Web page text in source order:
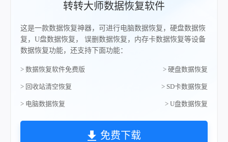
转转大师数据恢复软件
这是一款数据恢复神器，可进行电脑数据恢复，硬盘数据恢
复，U盘数据恢复， 误删数据恢复，内存卡数据恢复等设备
数据恢复功能，还支持下面功能：
> 数据恢复软件免费版 > 硬盘数据恢复
> 回收站清空恢复 > SD卡数据恢复
> 电脑数据恢复 > U盘数据恢复
免费下载